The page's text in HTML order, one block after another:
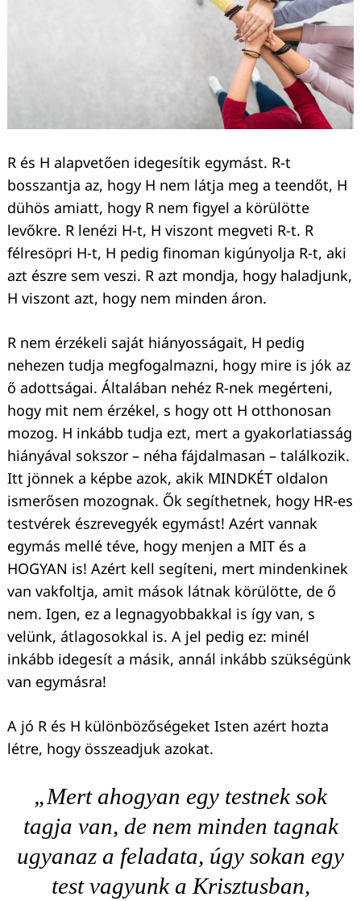
R és H alapvetően idegesítik egymást. R-t
bosszantja az, hogy H nem látja meg a teendőt, H
dühös amiatt, hogy R nem figyel a körülötte
levőkre. R lenézi H-t, H viszont megveti R-t. R
félresöpri H-t, H pedig finoman kigúnyolja R-t, aki
azt észre sem veszi. R azt mondja, hogy haladjunk,
H viszont azt, hogy nem minden áron.
R nem érzékeli saját hiányosságait, H pedig
nehezen tudja megfogalmazni, hogy mire is jók az
ő adottságai. Általában nehéz R-nek megérteni,
hogy mit nem érzékel, s hogy ott H otthonosan
mozog. H inkább tudja ezt, mert a gyakorlatiasság
hiányával sokszor – néha fájdalmasan – találkozik.
Itt jönnek a képbe azok, akik MINDKÉT oldalon
ismerősen mozognak. Ők segíthetnek, hogy HR-es
testvérek észrevegyék egymást! Azért vannak
egymás mellé téve, hogy menjen a MIT és a
HOGYAN is! Azért kell segíteni, mert mindenkinek
van vakfoltja, amit mások látnak körülötte, de ő
nem. Igen, ez a legnagyobbakkal is így van, s
velünk, átlagosokkal is. A jel pedig ez: minél
inkább idegesít a másik, annál inkább szükségünk
van egymásra!
A jó R és H különbözőségeket Isten azért hozta
létre, hogy összeadjuk azokat.
„Mert ahogyan egy testnek sok
tagja van, de nem minden tagnak
ugyanaz a feladata, úgy sokan egy
test vagyunk a Krisztusban,